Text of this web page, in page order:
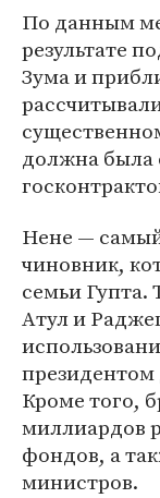
По данным
результате
Зума и
должна была
Нене —
чиновник,
семьи
Атул и
президентом
Кроме того,
миллиардов
фондов, а
министров.